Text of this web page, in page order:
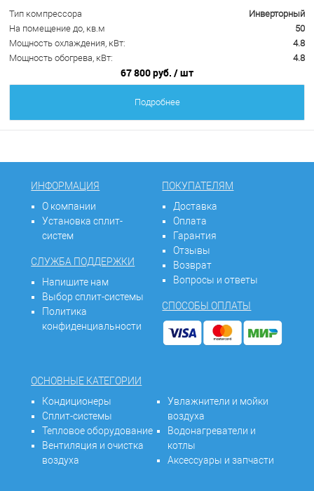
Тип компрессора
Инверторный
На помещение до, кв.м
50
Мощность охлаждения, кВт:
4.8
Мощность обогрева, кВт:
4.8
67 800 руб. / шт
Подробнее
ИНФОРМАЦИЯ
О компании
Установка сплит-
систем
СЛУЖБА ПОДДЕРЖКИ
Напишите нам
Выбор сплит-системы
Политика
конфиденциальности
ПОКУПАТЕЛЯМ
Доставка
Оплата
Гарантия
Отзывы
Возврат
Вопросы и ответы
СПОСОБЫ ОПЛАТЫ
ОСНОВНЫЕ КАТЕГОРИИ
Кондиционеры
Сплит-системы
Тепловое оборудование
Вентиляция и очистка
воздуха
Увлажнители и мойки
воздуха
Водонагреватели и
котлы
Аксессуары и запчасти